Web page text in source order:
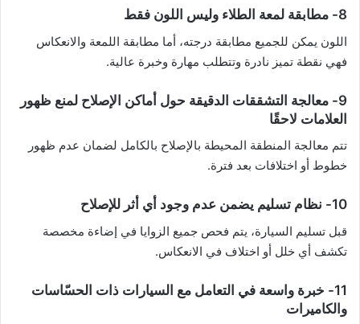
8- مطابقة لمعة الطلاء وليس اللون فقط
اللون يمكن للجميع مطابقة درجته، أما مطابقة اللمعة والانعكاس
فهي نقطة تميز نادرة وتتطلب مهارة وخبرة عالية.
9- معالجة التشققات الدقيقة حول أماكن الإصلاح لمنع ظهور
العلامات لاحقًا
تتم معالجة المنطقة المحيطة بالإصلاح بالكامل لضمان عدم ظهور
خطوط أو اختلافات بعد فترة.
10- نظام تسليم يضمن عدم وجود أي أثر للإصلاح
قبل تسليم السيارة، يتم فحص جميع الزوايا في إضاءة مخصصة
تكشف أي خلل أو اختلاف في الانعكاس.
11- خبرة واسعة في التعامل مع السيارات ذات الحسّاسات
والكاميرات